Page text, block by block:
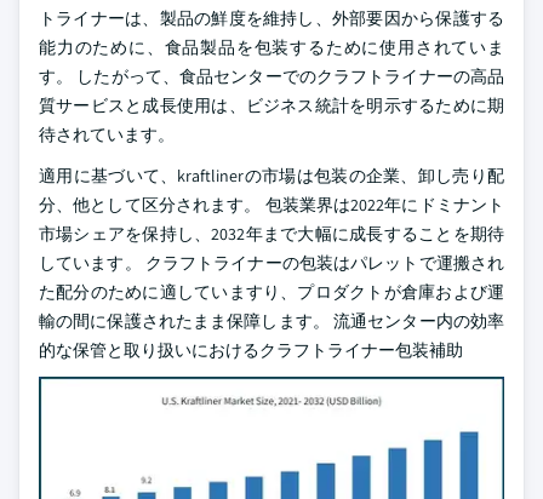
トライナーは、製品の鮮度を維持し、外部要因から保護する
能力のために、食品製品を包装するために使用されていま
す。 したがって、食品センターでのクラフトライナーの高品
質サービスと成長使用は、ビジネス統計を明示するために期
待されています。
適用に基づいて、kraftlinerの市場は包装の企業、卸し売り配
分、他として区分されます。 包装業界は2022年にドミナント
市場シェアを保持し、2032年まで大幅に成長することを期待
しています。 クラフトライナーの包装はパレットで運搬され
た配分のために適していますり、プロダクトが倉庫および運
輸の間に保護されたまま保障します。 流通センター内の効率
的な保管と取り扱いにおけるクラフトライナー包装補助